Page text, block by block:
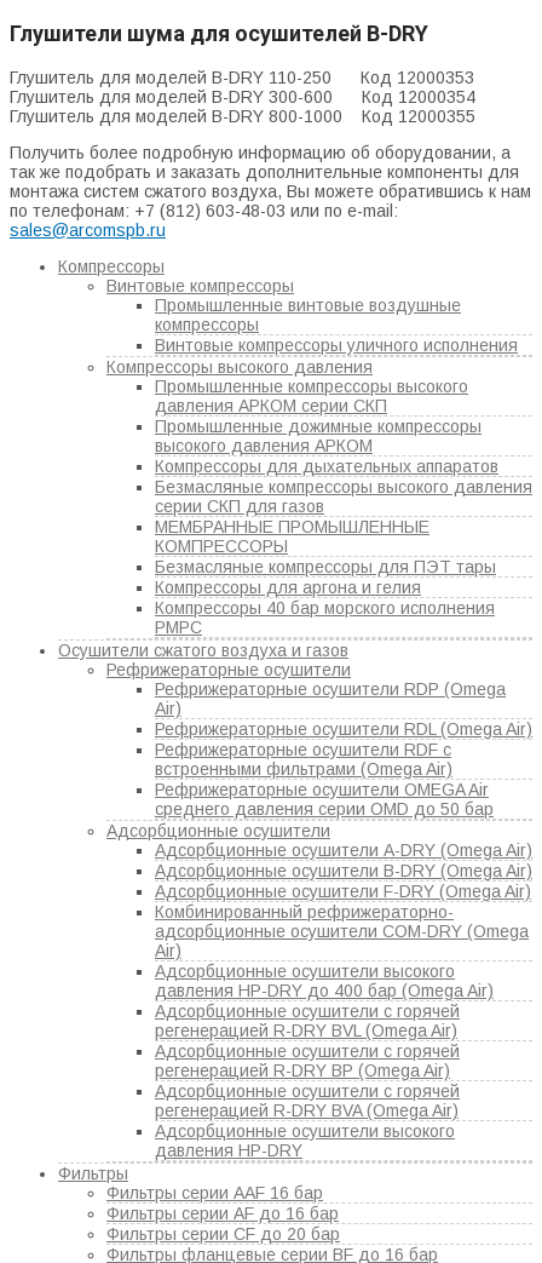
Глушители шума для осушителей B-DRY
Глушитель для моделей B-DRY 110-250 Код 12000353
Глушитель для моделей B-DRY 300-600 Код 12000354
Глушитель для моделей B-DRY 800-1000 Код 12000355
Получить более подробную информацию об оборудовании, а
так же подобрать и заказать дополнительные компоненты для
монтажа систем сжатого воздуха, Вы можете обратившись к нам
по телефонам: +7 (812) 603-48-03 или по e-mail:
sales@arcomspb.ru
Компрессоры
Винтовые компрессоры
Промышленные винтовые воздушные
компрессоры
Винтовые компрессоры уличного исполнения
Компрессоры высокого давления
Промышленные компрессоры высокого
давления АРКОМ серии СКП
Промышленные дожимные компрессоры
высокого давления АРКОМ
Компрессоры для дыхательных аппаратов
Безмасляные компрессоры высокого давления
серии СКП для газов
МЕМБРАННЫЕ ПРОМЫШЛЕННЫЕ
КОМПРЕССОРЫ
Безмасляные компрессоры для ПЭТ тары
Компрессоры для аргона и гелия
Компрессоры 40 бар морского исполнения
РМРС
Осушители сжатого воздуха и газов
Рефрижераторные осушители
Рефрижераторные осушители RDP (Omega
Air)
Рефрижераторные осушители RDL (Omega Air)
Рефрижераторные осушители RDF с
встроенными фильтрами (Omega Air)
Рефрижераторные осушители OMEGA Air
среднего давления серии OMD до 50 бар
Адсорбционные осушители
Адсорбционные осушители A-DRY (Omega Air)
Адсорбционные осушители B-DRY (Omega Air)
Адсорбционные осушители F-DRY (Omega Air)
Комбинированный рефрижераторно-
адсорбционные осушители COM-DRY (Omega
Air)
Адсорбционные осушители высокого
давления HP-DRY до 400 бар (Omega Air)
Адсорбционные осушители с горячей
регенерацией R-DRY BVL (Omega Air)
Адсорбционные осушители с горячей
регенерацией R-DRY BP (Omega Air)
Адсорбционные осушители с горячей
регенерацией R-DRY BVA (Omega Air)
Адсорбционные осушители высокого
давления HP-DRY
Фильтры
Фильтры серии AAF 16 бар
Фильтры серии AF до 16 бар
Фильтры серии CF до 20 бар
Фильтры фланцевые серии BF до 16 бар